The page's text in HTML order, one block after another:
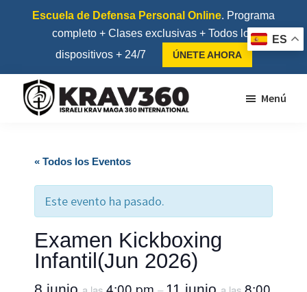
página
Escuela de Defensa Personal Online. Programa
completo + Clases exclusivas + Todos los
dispositivos + 24/7
ÚNETE AHORA
Krav
Maga
Menú
« Todos los Eventos
Este evento ha pasado.
Examen Kickboxing
Infantil(Jun 2026)
4:00 pm
8:00
ES